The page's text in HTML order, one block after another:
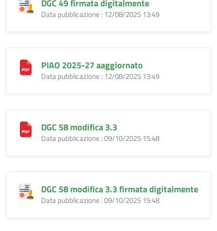
DGC 49 firmata digitalmente
Data pubblicazione : 12/08/2025 13:49
PIAO 2025-27 aaggiornato
Data pubblicazione : 12/08/2025 13:49
DGC 58 modifica 3.3
Data pubblicazione : 09/10/2025 15:48
DGC 58 modifica 3.3 firmata digitalmente
Data pubblicazione : 09/10/2025 15:48